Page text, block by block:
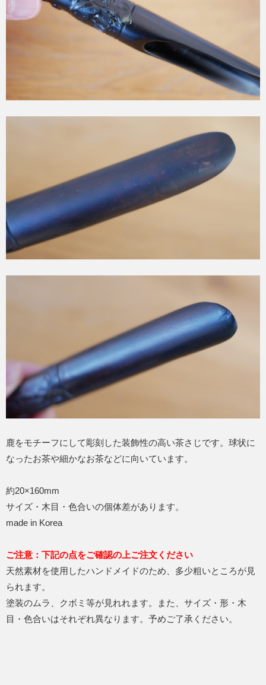
鹿をモチーフにして彫刻した装飾性の高い茶さじです。球状に
なったお茶や細かなお茶などに向いています。
約20×160mm
サイズ・木目・色合いの個体差があります。
made in Korea
ご注意：下記の点をご確認の上ご注文ください
天然素材を使用したハンドメイドのため、多少粗いところが見
られます。
塗装のムラ、クボミ等が見れれます。また、サイズ・形・木
目・色合いはそれぞれ異なります。予めご了承ください。